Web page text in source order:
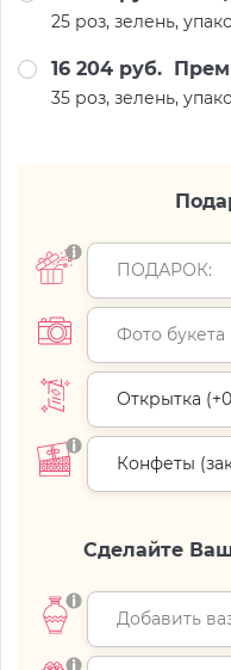
25 роз, зелень,
16 204 руб.
35 роз, зелень,
ПОДАРОК:
Фото букета
Открытка (+
Конфеты
Сделайте
Добавить